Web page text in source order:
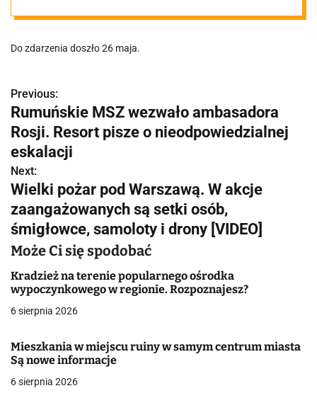
złamanie
czaszki"
Do zdarzenia doszło 26 maja.
N
a
w
i
g
a
c
j
a
w
p
Previous:
Rumuńskie MSZ wezwało ambasadora
Rosji. Resort pisze o nieodpowiedzialnej
eskalacji
Next:
Wielki pożar pod Warszawą. W akcje
zaangażowanych są setki osób,
śmigłowce, samoloty i drony [VIDEO]
Może Ci się spodobać
Kradzież na terenie popularnego ośrodka
wypoczynkowego w regionie. Rozpoznajesz?
6 sierpnia 2026
Mieszkania w miejscu ruiny w samym centrum miasta
Są nowe informacje
6 sierpnia 2026